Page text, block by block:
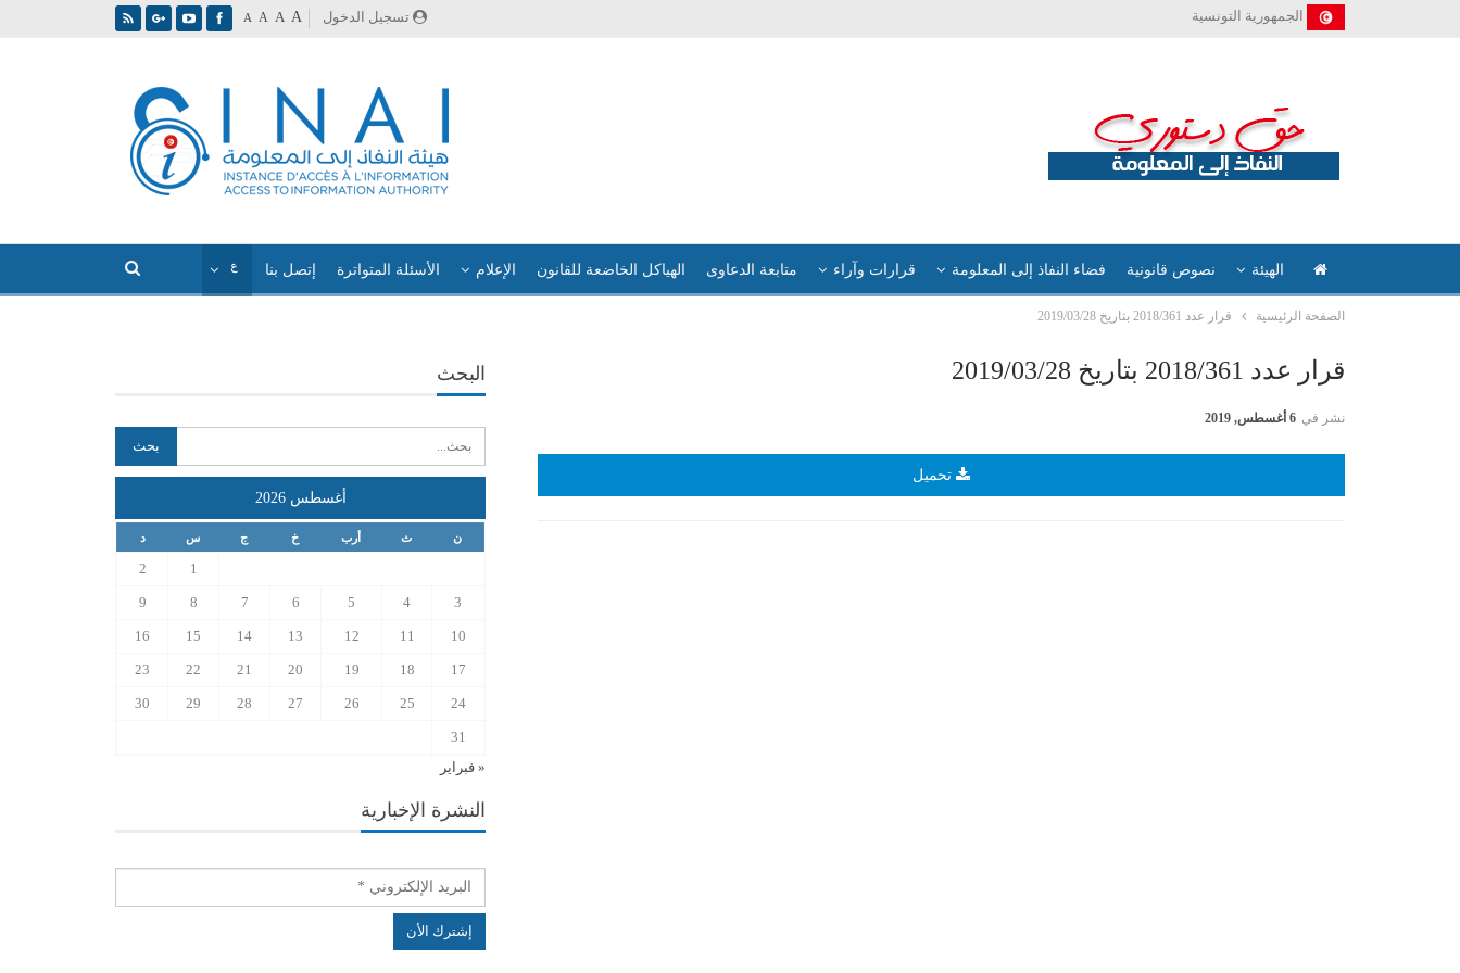
تسجيل الدخول A A A A الجمهورية التونسية
الهيئة نصوص قانونية فضاء النفاذ إلى المعلومة قرارات وآراء متابعة الدعاوى الهياكل الخاضعة للقانون الإعلام الأسئلة المتواترة إتصل بنا
الصفحة الرئيسية قرار عدد 2018/361 بتاريخ 2019/03/28
قرار عدد 2018/361 بتاريخ 2019/03/28
نشر في 6 أغسطس, 2019
تحميل
البحث
أغسطس 2026
ن ث أرب خ ج س د
1
2
3
4
5
6
7
8
9
10
11
12
13
14
15
16
17
18
19
20
21
22
23
24
25
26
27
28
29
30
31
« فبراير
النشرة الإخبارية